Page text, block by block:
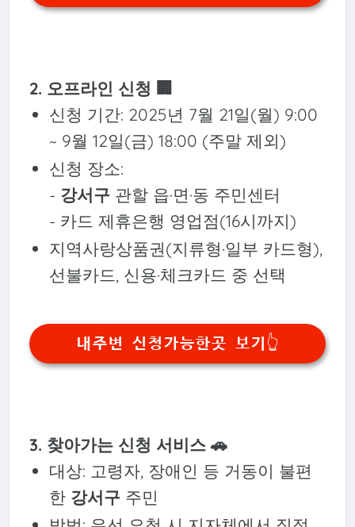
2. 오프라인 신청 🏢
신청 기간: 2025년 7월 21일(월) 9:00
~ 9월 12일(금) 18:00 (주말 제외)
신청 장소:
- 강서구관할 읍·면·동 주민센터
- 카드 제휴은행 영업점(16시까지)
지역사랑상품권(지류형·일부 카드형),
선불카드, 신용·체크카드 중 선택
내주변 신청가능한곳 보기👆️
3. 찾아가는 신청 서비스 🚗
대상: 고령자, 장애인 등 거동이 불편
한 강서구주민